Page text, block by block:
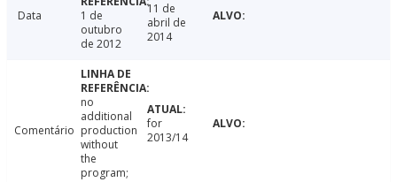
Data
1 de
outubro
de 2012
11 de
abril de
2014
Comentário
no
additional
production
without
the
program;
for
2013/14